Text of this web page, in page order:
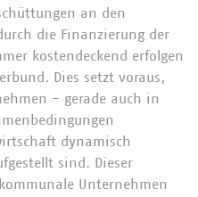
an den
die Finanzierung der
kostendeckend erfolgen
Dies setzt voraus,
- gerade auch in
dynamisch
sind. Dieser
Unternehmen